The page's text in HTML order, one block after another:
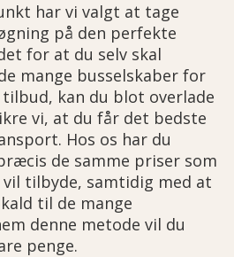
har vi valgt at tage
på den perfekte
for at du selv skal
mange busselskaber for
kan du blot overlade
vi, at du får det bedste
Hos os har du
de samme priser som
vil tilbyde, samtidig med at
til de mange
denne metode vil du
penge.